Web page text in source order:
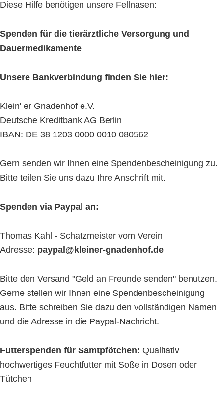
Diese Hilfe benötigen unsere Fellnasen:
Spenden für die tierärztliche Versorgung und
Dauermedikamente
Unsere Bankverbindung finden Sie hier:
Klein' er Gnadenhof e.V.
Deutsche Kreditbank AG Berlin
IBAN: DE 38 1203 0000 0010 080562
Gern senden wir Ihnen eine Spendenbescheinigung zu.
Bitte teilen Sie uns dazu Ihre Anschrift mit.
Spenden via Paypal an:
Thomas Kahl - Schatzmeister vom Verein
Adresse: paypal@kleiner-gnadenhof.de
Bitte den Versand "Geld an Freunde senden" benutzen.
Gerne stellen wir Ihnen eine Spendenbescheinigung
aus. Bitte schreiben Sie dazu den vollständigen Namen
und die Adresse in die Paypal-Nachricht.
Futterspenden für Samtpfötchen: Qualitativ
hochwertiges Feuchtfutter mit Soße in Dosen oder
Tütchen